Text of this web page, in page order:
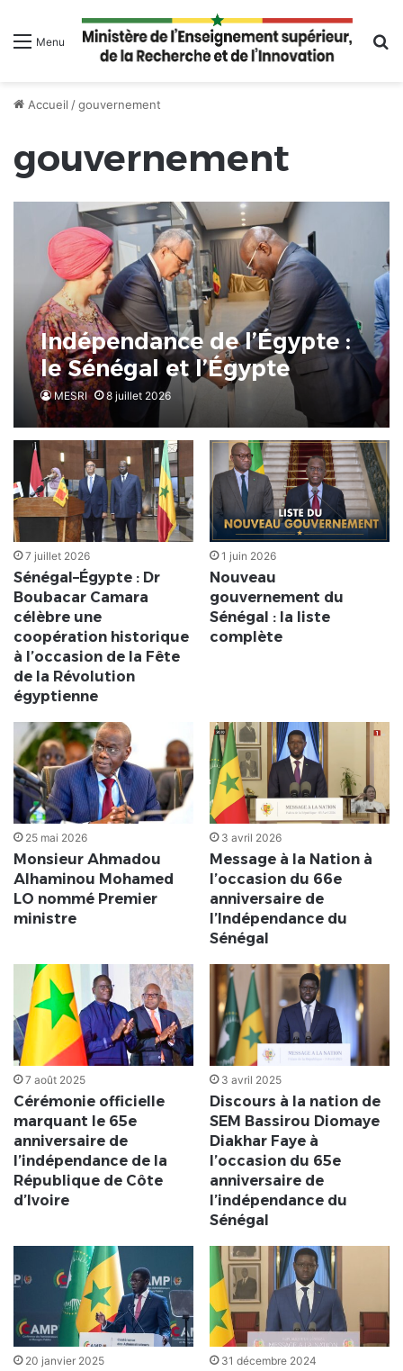
Menu
Accueil /gouvernement
gouvernement
Indépendance de l’Égypte :
le Sénégal et l’Égypte
réaffirment leur partenariat
historique
MESRI 8 juillet 2026
7 juillet 2026
Sénégal–Égypte : Dr
Boubacar Camara
célèbre une
coopération historique
à l’occasion de la Fête
de la Révolution
égyptienne
1 juin 2026
Nouveau
gouvernement du
Sénégal : la liste
complète
25 mai 2026
Monsieur Ahmadou
Alhaminou Mohamed
LO nommé Premier
ministre
3 avril 2026
Message à la Nation à
l’occasion du 66e
anniversaire de
l’Indépendance du
Sénégal
7 août 2025
Cérémonie officielle
marquant le 65e
anniversaire de
l’indépendance de la
République de Côte
d’Ivoire
3 avril 2025
Discours à la nation de
SEM Bassirou Diomaye
Diakhar Faye à
l’occasion du 65e
anniversaire de
l’indépendance du
Sénégal
20 janvier 2025 31 décembre 2024